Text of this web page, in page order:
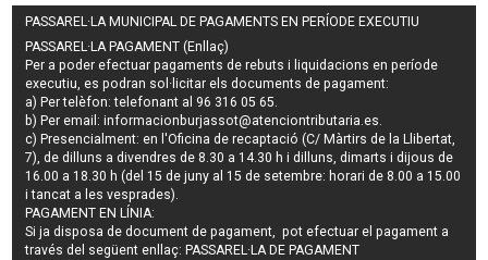
PASSAREL·LA MUNICIPAL DE PAGAMENTS EN PERÍODE EXECUTIU
PASSAREL·LA PAGAMENT (Enllaç)
Per a poder efectuar pagaments derebuts i liquidacions en període
executiu, es podran sol·licitar els documents de pagament:
a) Per telèfon: telefonant al 96 316 05 65.
b) Per email:informacionburjassot@atenciontributaria.es.
c) Presencialment: en l'Oficina de recaptació (C/ Màrtirs de la Llibertat,
7), de dilluns a divendres de 8.30 a 14.30 h i dilluns, dimarts i dijous de
16.00 a 18.30 h (del 15 de juny al 15 de setembre: horari de 8.00 a 15.00
i tancat a les vesprades).
PAGAMENT EN LÍNIA:
Si ja disposa de document de pagament, pot efectuar el pagament a
través del següent enllaç: PASSAREL·LA DE PAGAMENT